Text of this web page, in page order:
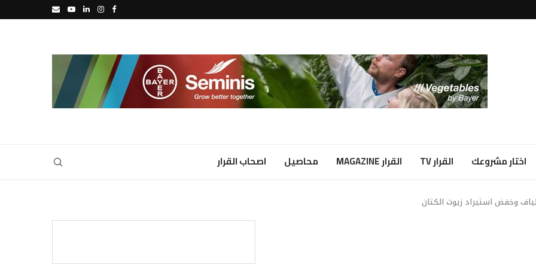
اختار مشروعك القرار TV القرار MAGAZINE محاصيل اصحاب القرار
وخفض استيراد زيوت الكتان